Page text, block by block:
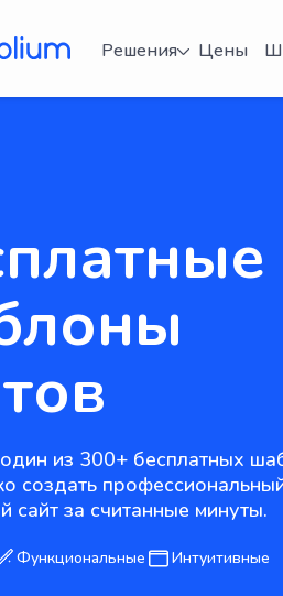
Решения Цены
из 300+ бесплатных
создать
сайт за считанные минуты.
Функциональные Интуитивные